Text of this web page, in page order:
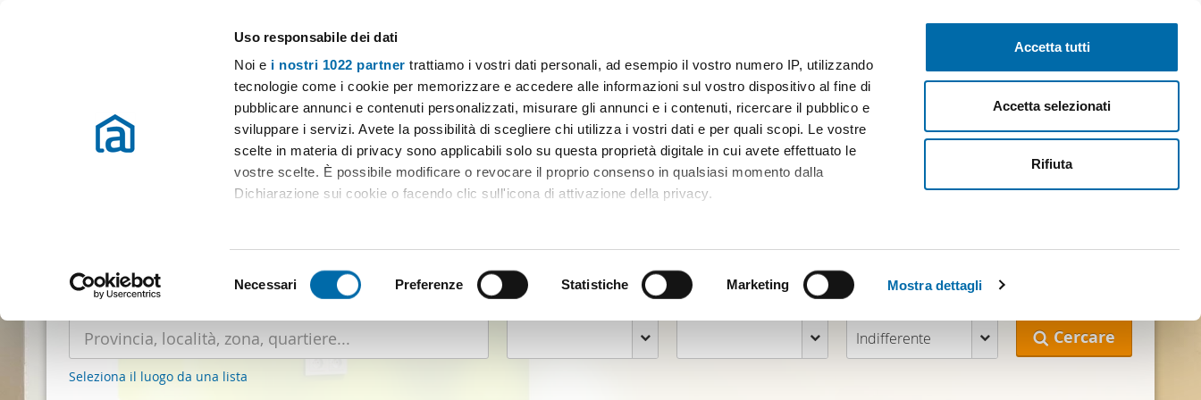
Uso responsabile dei dati
Noi e i nostri 1022 partner trattiamo i vostri dati personali, ad esempio il vostro numero IP, utilizzando
tecnologie come i cookie per memorizzare e accedere alle informazioni sul vostro dispositivo al fine di
pubblicare annunci e contenuti personalizzati, misurare gli annunci e i contenuti, ricercare il pubblico e
sviluppare i servizi. Avete la possibilità di scegliere chi utilizza i vostri dati e per quali scopi. Le vostre
scelte in materia di privacy sono applicabili solo su questa proprietà digitale in cui avete effettuato le
vostre scelte. È possibile modificare o revocare il proprio consenso in qualsiasi momento dalla
Dichiarazione sui cookie o facendo clic sull'icona di attivazione della privacy.
Identificare il tuo dispositivo, scansionandolo attivamente alla ricerca di caratteristiche specifiche
(impronte digitali).
dettagli
e
e
z
i
Necessari Preferenze Statistiche Marketing Mostra dettagli
Accetta tutti
Accetta selezionati
Rifiuta
Case e appartamenti in affitto in tutta Italia
Pubblica gratis Inizia sessione
Dove cerchiappartamento in affitto?
Seleziona il luogo da una lista
Prezzo Locali
Arredato
Indifferente
Cercare